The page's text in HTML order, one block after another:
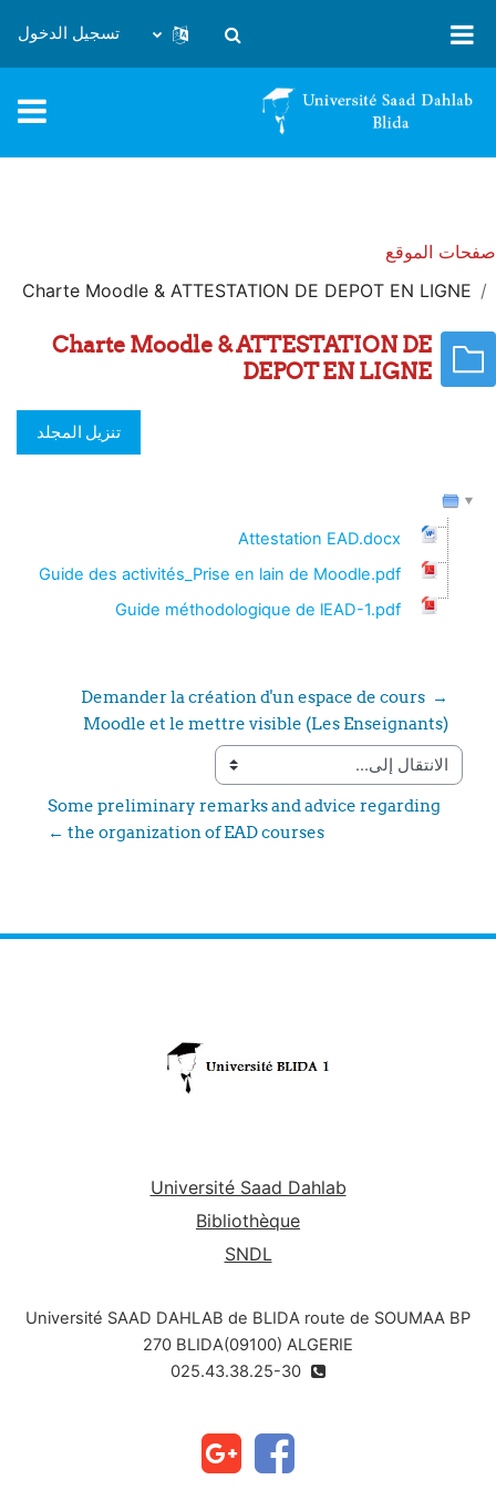
تبديل إدخال البحث
تسجيل الدخول
صفحات الموقع
Charte Moodle & ATTESTATION DE DEPOT EN LIGNE
Charte Moodle & ATTESTATION DE
DEPOT EN LIGNE
تنزيل المجلد
Attestation EAD.docx
Guide des activités_Prise en lain de Moodle.pdf
Guide méthodologique de lEAD-1.pdf
→ Demander la création d'un espace de cours
Moodle et le mettre visible (Les Enseignants)
الانتقال إلى...
Some preliminary remarks and advice regarding
the organization of EAD courses ←
Université Saad Dahlab
Bibliothèque
SNDL
Université SAAD DAHLAB de BLIDA route de SOUMAA BP
270 BLIDA(09100) ALGERIE